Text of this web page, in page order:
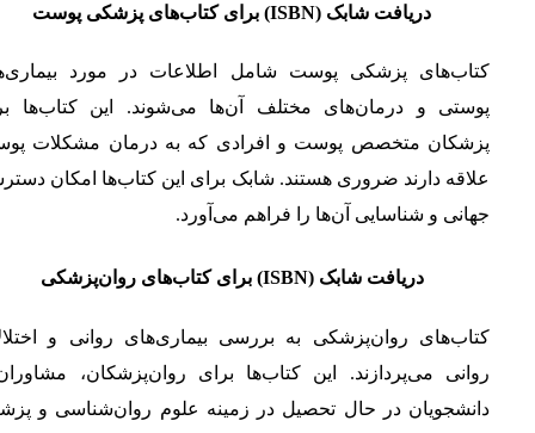
دریافت شابک (ISBN) برای کتاب‌های پزشکی پوست
کتاب‌های پزشکی پوست شامل اطلاعات در مورد
پوستی و درمان‌های مختلف آن‌ها می‌شوند. این کتاب‌ها
پزشکان متخصص پوست و افرادی که به درمان مشکلات
علاقه دارند ضروری هستند. شابک برای این کتاب‌ها امکان
جهانی و شناسایی آن‌ها را فراهم می‌آورد.
دریافت شابک (ISBN) برای کتاب‌های روان‌پزشکی
کتاب‌های روان‌پزشکی به بررسی بیماری‌های روانی و
روانی می‌پردازند. این کتاب‌ها برای روان‌پزشکان،
دانشجویان در حال تحصیل در زمینه علوم روان‌شناسی و